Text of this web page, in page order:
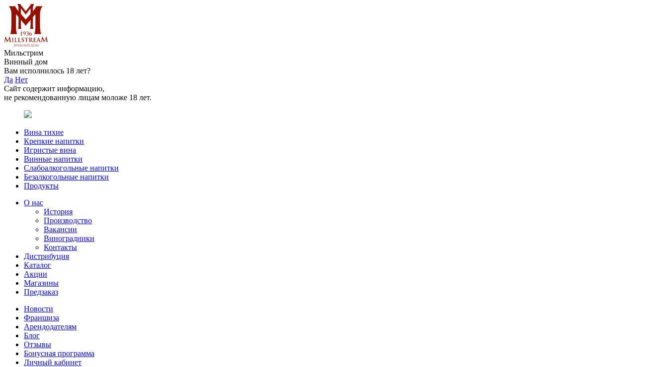
Мильстрим
Винный дом
Вам исполнилось 18 лет?
Да Нет
Сайт содержит информацию,
не рекомендованную лицам моложе 18 лет.
Вина тихие
Крепкие напитки
Игристые вина
Винные напитки
Слабоалкогольные напитки
Безалкогольные напитки
Продукты
О нас
История
Производство
Вакансии
Виноградники
Контакты
Дистрибуция
Каталог
Акции
Магазины
Предзаказ
Новости
Франшиза
Арендодателям
Блог
Отзывы
Бонусная программа
Личный кабинет